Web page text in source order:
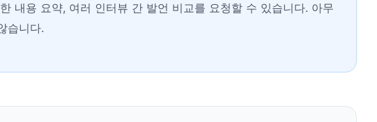
내용 요약, 여러 인터뷰 간 발언 비교를 요청할 수 있습니다. 아무
습니다.